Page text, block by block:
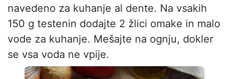
navedeno za kuhanje al dente. Na vsakih
150 g testenin dodajte 2 žlici omake in malo
vode za kuhanje. Mešajte na ognju, dokler
se vsa voda ne vpije.